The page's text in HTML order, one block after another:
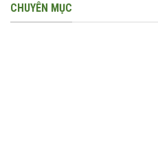
CHUYÊN MỤC